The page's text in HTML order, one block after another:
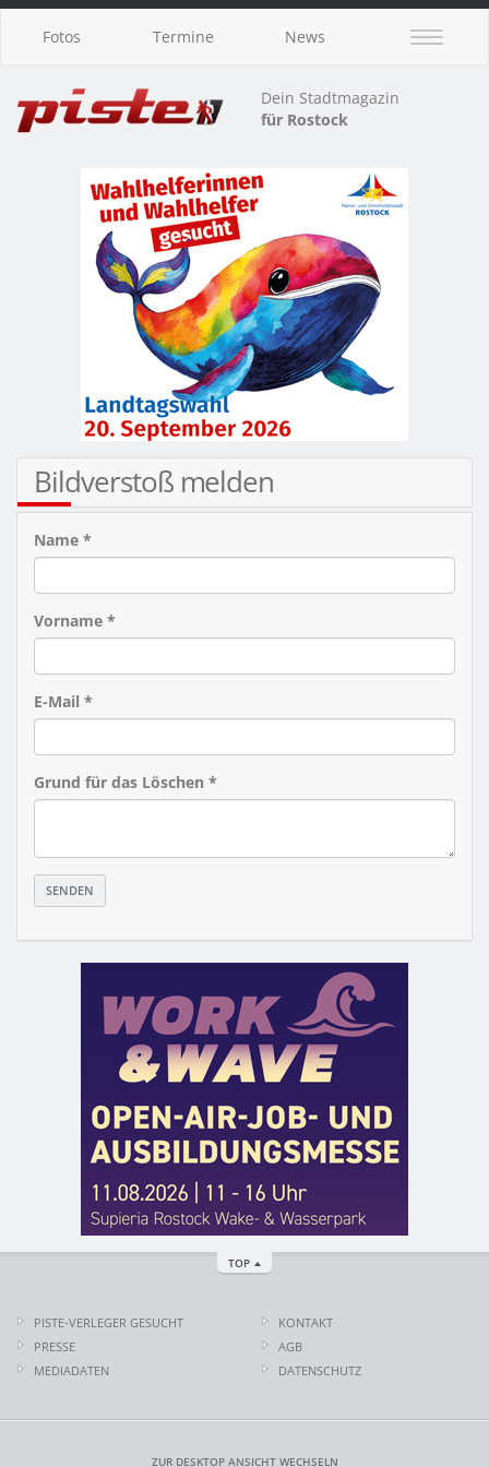
Fotos Termine News
Dein Stadtmagazin
für Rostock
Bildverstoß melden
Name *
Vorname *
E-Mail *
Grund für das Löschen *
TOP
PISTE-VERLEGER GESUCHT
PRESSE
MEDIADATEN
KONTAKT
AGB
DATENSCHUTZ
ZUR DESKTOP ANSICHT WECHSELN